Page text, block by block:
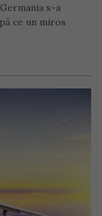
s-a
ce un miros